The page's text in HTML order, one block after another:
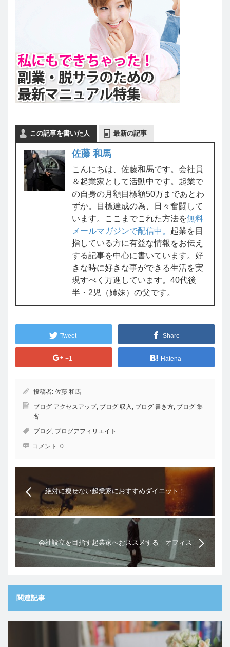
この記事を書いた人 最新の記事
佐藤 和馬
こんにちは、佐藤和馬です。会社員
＆起業家として活動中です。起業で
の自身の月額目標額50万まであとわ
ずか。目標達成の為、日々奮闘して
います。ここまでこれた方法を無料
メールマガジンで配信中。 起業を目
指している方に有益な情報をお伝え
する記事を中心に書いています。好
きな時に好きな事ができる生活を実
現すべく万進しています。40代後
半・2児（姉妹）の父です。
Tweet Share
+1 Hatena
投稿者: 佐藤 和馬
ブログ アクセスアップ, ブログ 収入 , ブログ 書き方, ブログ 集
客
ブログ, ブログアフィリエイト
コメント: 0
絶対に痩せない起業家におすすめダイエット！
会社設立を目指す起業家へおススメする オフィス
用品【名刺編】
関連記事